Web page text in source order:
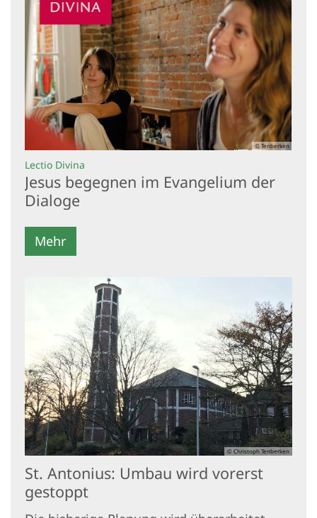
© Tenberken
Lectio Divina
Jesus begegnen im Evangelium der
Dialoge
Mehr
© Christoph Tenberken
St. Antonius: Umbau wird vorerst
gestoppt